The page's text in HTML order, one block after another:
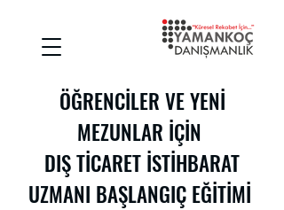
ÖĞRENCİLER VE YENİ
MEZUNLAR İÇİN
DIŞ TİCARET İSTİHBARAT
UZMANI BAŞLANGIÇ EĞİTİMİ